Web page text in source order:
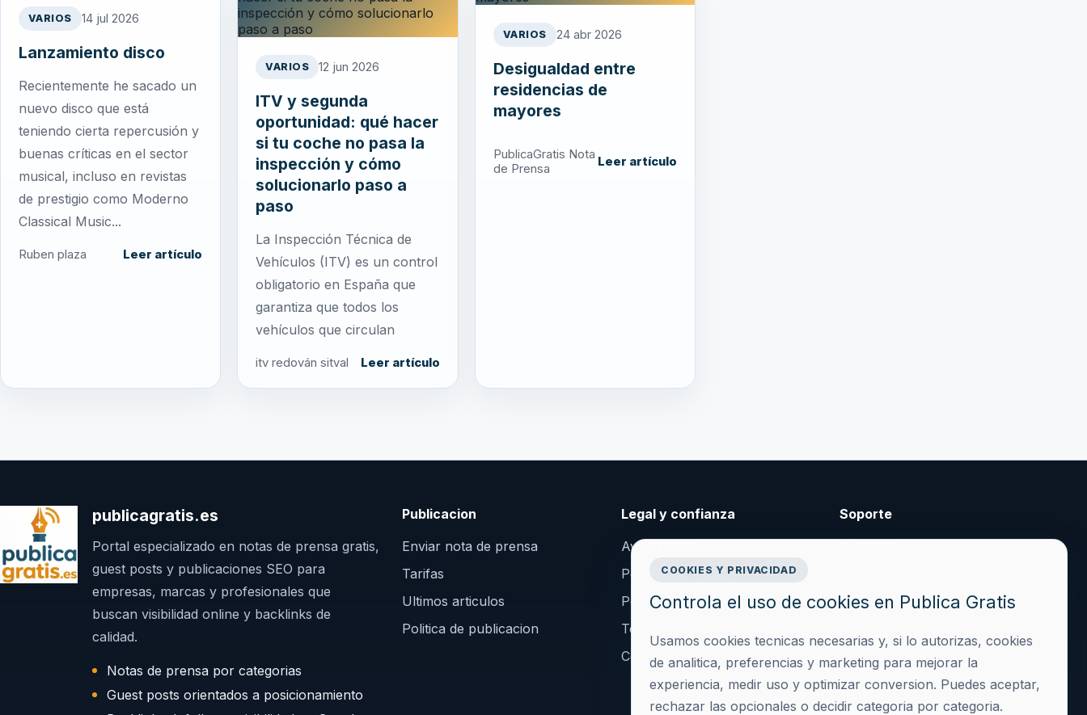
VARIOS 14 jul 2026
Lanzamiento disco
Recientemente he sacado un
nuevo disco que está
teniendo cierta repercusión y
buenas críticas en el sector
musical, incluso en revistas
de prestigio como Moderno
Classical Music...
Ruben plaza Leer artículo
VARIOS 12 jun 2026
ITV y segunda
oportunidad: qué hacer
si tu coche no pasa la
inspección y cómo
solucionarlo paso a
paso
La Inspección Técnica de
Vehículos (ITV) es un control
obligatorio en España que
garantiza que todos los
vehículos que circulan
itv redován sitval Leer artículo
VARIOS 24 abr 2026
Desigualdad entre
residencias de
mayores
PublicaGratis Nota
de Prensa
Leer artículo
publicagratis.es
Portal especializado en notas de prensa gratis,
guest posts y publicaciones SEO para
empresas, marcas y profesionales que
buscan visibilidad online y backlinks de
calidad.
Notas de prensa por categorias
Guest posts orientados a posicionamiento
Publicacion
Enviar nota de prensa
Tarifas
Ultimos articulos
Politica de publicacion
Legal y confianza
Aviso Legal
Politica de Privacidad
Politica de Cookies
Terminos y Condiciones
Configurar cookies
Soporte
Acceder
COOKIES Y PRIVACIDAD
Controla el uso de cookies en Publica Gratis
Usamos cookies tecnicas necesarias y, si lo autorizas, cookies
de analitica, preferencias y marketing para mejorar la
experiencia, medir uso y optimizar conversion. Puedes aceptar,
rechazar las opcionales o decidir categoria por categoria.